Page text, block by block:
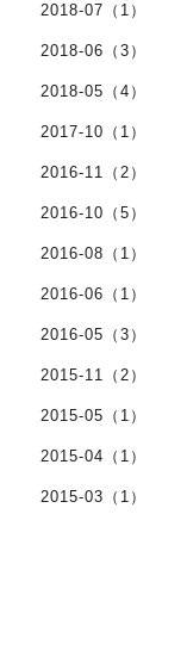
2018-07（1）
2018-06（3）
2018-05（4）
2017-10（1）
2016-11（2）
2016-10（5）
2016-08（1）
2016-06（1）
2016-05（3）
2015-11（2）
2015-05（1）
2015-04（1）
2015-03（1）